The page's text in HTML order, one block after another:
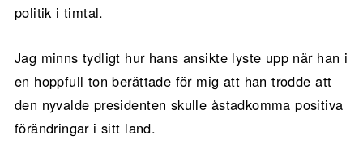
politik i timtal.
Jag minns tydligt hur hans ansikte lyste upp när han i
en hoppfull ton berättade för mig att han trodde att
den nyvalde presidenten skulle åstadkomma positiva
förändringar i sitt land.